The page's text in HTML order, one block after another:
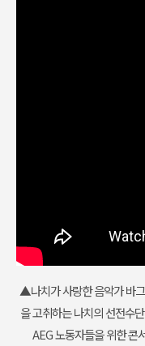
▲나치가 사랑한 음악가 바
을 고취하는 나치의 선전수
AEG 노동자들을 위한 콘